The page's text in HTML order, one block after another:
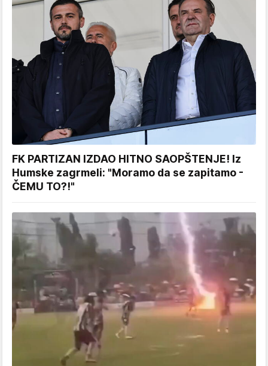
FK PARTIZAN IZDAO HITNO SAOPŠTENJE! Iz
Humske zagrmeli: "Moramo da se zapitamo -
ČEMU TO?!"